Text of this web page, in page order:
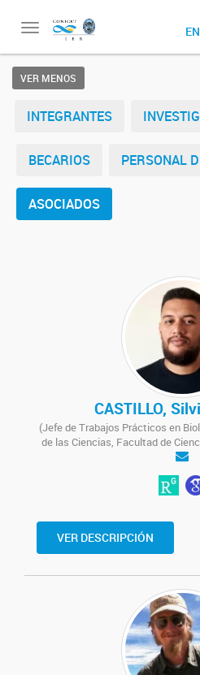
Toggle
EN
VER MENOS
INTEGRANTES
BECARIOS PERSONAL
ASOCIADOS
CASTILLO,
(Jefe de Trabajos Prácticos en
de las Ciencias, Facultad de
VER DESCRIPCIÓN